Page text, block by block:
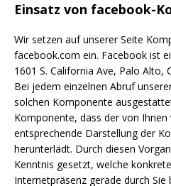
Einsatz von facebook-
Wir setzen auf unserer Seite
facebook.com ein. Facebook ist
1601 S. California Ave, Palo Alto,
Bei jedem einzelnen Abruf
solchen Komponente
Komponente, dass der von
entsprechende Darstellung der
herunterlädt. Durch diesen
Kenntnis gesetzt, welche
Internetpräsenz gerade durch Sie